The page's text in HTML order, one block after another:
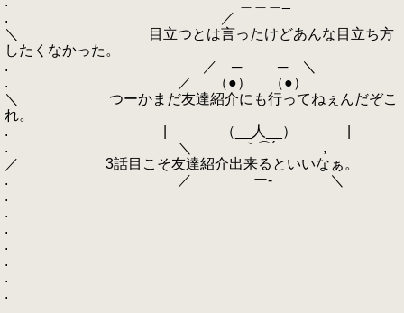
. ／
＼ 目立つとは言ったけどあんな目立ち方
したくなかった。
. ／ ─ ─ ＼
. ／ （●） （●）
＼ つーかまだ友達紹介にも行ってねぇんだぞこ
れ。
. | （__人__） |
. ＼ ｀⌒´ ,
／ 3話目こそ友達紹介出来るといいなぁ。
. ／ ー‐ ＼
.
.
.
.
.
.
.
.